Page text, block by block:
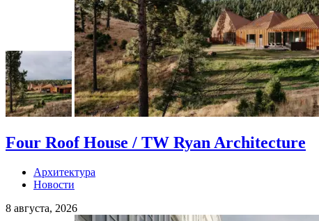
Four Roof House / TW Ryan Architecture
Архитектура
Новости
8 августа, 2026